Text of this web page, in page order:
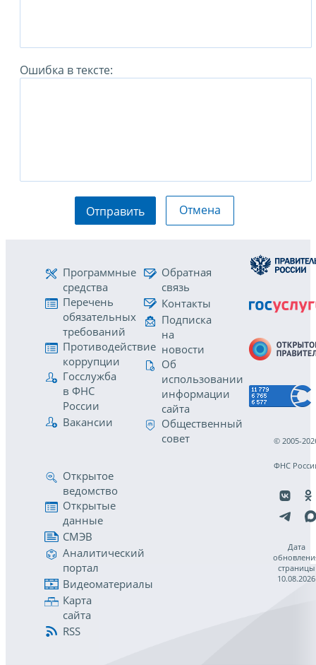
Ошибка в тексте:
Отправить Отмена
Программные
средства
Перечень
обязательных
требований
Противодействие
коррупции
Госслужба
в ФНС
России
Вакансии
Обратная
связь
Контакты
Подписка
на
новости
Об
использовании
информации
сайта
Общественный
совет
Открытое
ведомство
Открытые
данные
СМЭВ
Аналитический
портал
Видеоматериалы
Карта
сайта
RSS
© 2005-
ФНС
Дата
страницы
10.08.2026